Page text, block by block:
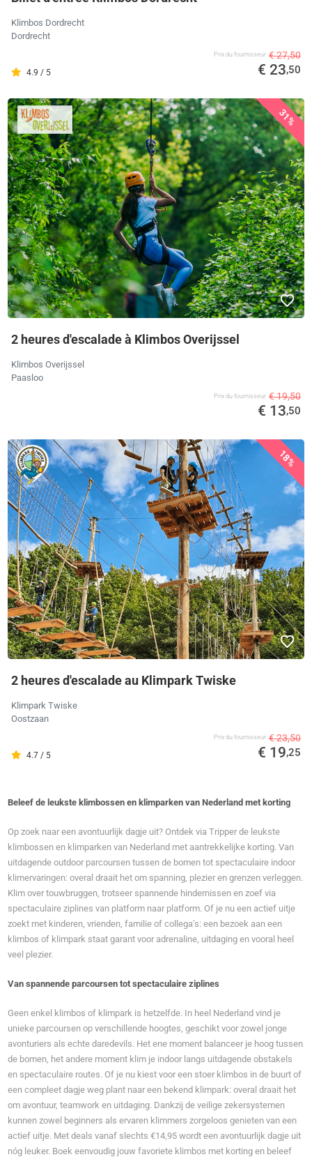
Klimbos Dordrecht
Dordrecht
4.9 / 5
Prix ​​du fournisseur € 27,50
€ 23,50
31%
2 heures d'escalade à Klimbos Overijssel
Klimbos Overijssel
Paasloo
Prix ​​du fournisseur € 19,50
€ 13,50
18%
2 heures d'escalade au Klimpark Twiske
Klimpark Twiske
Oostzaan
4.7 / 5
Prix ​​du fournisseur € 23,50
€ 19,25
Beleef de leukste klimbossen en klimparken van Nederland met korting
Op zoek naar een avontuurlijk dagje uit? Ontdek via Tripper de leukste
klimbossen en klimparken van Nederland met aantrekkelijke korting. Van
uitdagende outdoor parcoursen tussen de bomen tot spectaculaire indoor
klimervaringen: overal draait het om spanning, plezier en grenzen verleggen.
Klim over touwbruggen, trotseer spannende hindernissen en zoef via
spectaculaire ziplines van platform naar platform. Of je nu een actief uitje
zoekt met kinderen, vrienden, familie of collega’s: een bezoek aan een
klimbos of klimpark staat garant voor adrenaline, uitdaging en vooral heel
veel plezier.
Van spannende parcoursen tot spectaculaire ziplines
Geen enkel klimbos of klimpark is hetzelfde. In heel Nederland vind je
unieke parcoursen op verschillende hoogtes, geschikt voor zowel jonge
avonturiers als echte daredevils. Het ene moment balanceer je hoog tussen
de bomen, het andere moment klim je indoor langs uitdagende obstakels
en spectaculaire routes. Of je nu kiest voor een stoer klimbos in de buurt of
een compleet dagje weg plant naar een bekend klimpark: overal draait het
om avontuur, teamwork en uitdaging. Dankzij de veilige zekersystemen
kunnen zowel beginners als ervaren klimmers zorgeloos genieten van een
actief uitje. Met deals vanaf slechts €14,95 wordt een avontuurlijk dagje uit
nóg leuker. Boek eenvoudig jouw favoriete klimbos met korting en beleef